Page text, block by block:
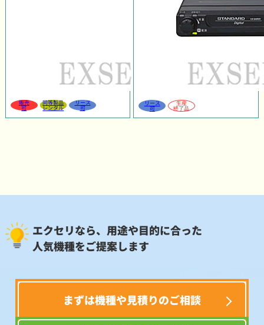
販売
可
同等製品
レンタル
リース
可
リース
可
生産
終了品
エクセリなら、用途や目的に合った
人気機種をご提案します
まずは機種や見積りのご相談